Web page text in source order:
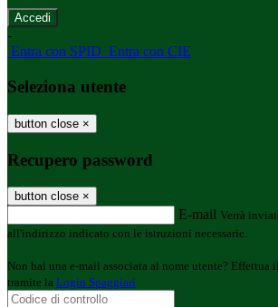
-
Entra con SPID Entra con CIE
Seleziona utente
button close ×
Recupero password
button close ×
E-mail Verrà
all'indirizzo indicato con le istruzioni necessarie.
Non hai una e-mail associata al nome utente? Effettua
tramite la Login Spaggiari